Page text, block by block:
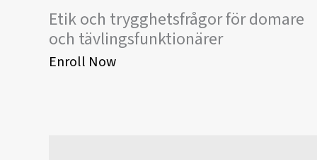
Etik och trygghetsfrågor för domare
och tävlingsfunktionärer
Enroll Now